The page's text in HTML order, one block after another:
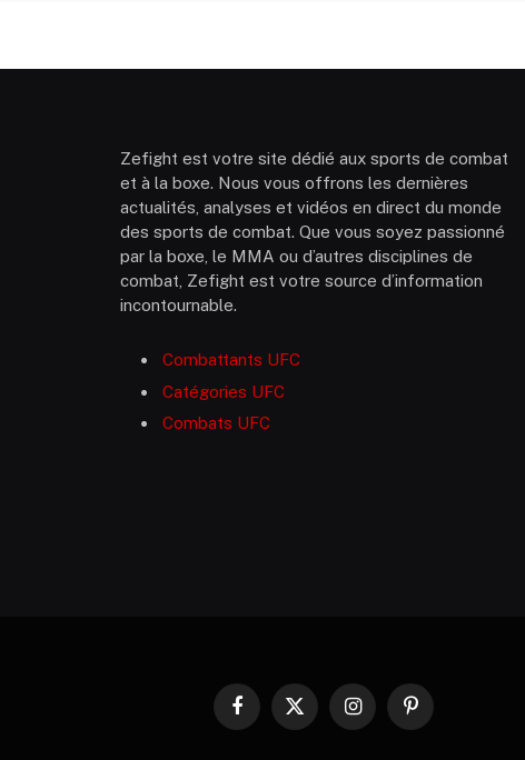
Zefight est votre site dédié aux sports de combat
et à la boxe. Nous vous offrons les dernières
actualités, analyses et vidéos en direct du monde
des sports de combat. Que vous soyez passionné
par la boxe, le MMA ou d’autres disciplines de
combat, Zefight est votre source d’information
incontournable.
Combattants UFC
Catégories UFC
Combats UFC
Facebook
X
InstagramPinterest